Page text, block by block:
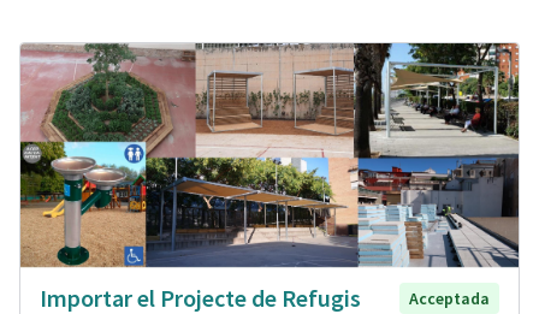
Importar el Projecte de Refugis
Acceptada